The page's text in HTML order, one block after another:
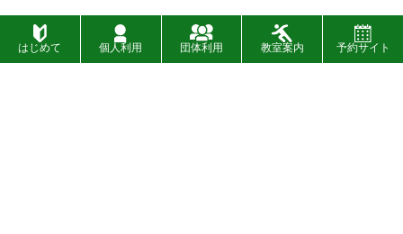
はじめて 個人利用 団体利用 教室案内 予約サイト